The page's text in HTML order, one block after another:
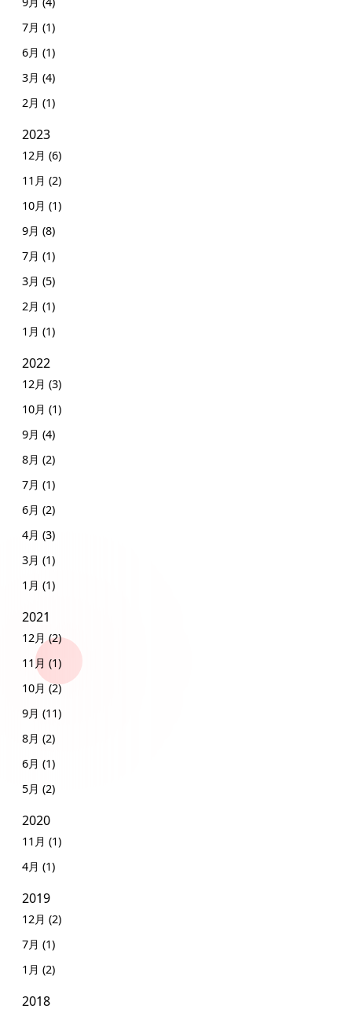
7月 (1)
6月 (1)
3月 (4)
2月 (1)
2023
12月 (6)
11月 (2)
10月 (1)
9月 (8)
7月 (1)
3月 (5)
2月 (1)
1月 (1)
2022
12月 (3)
10月 (1)
9月 (4)
8月 (2)
7月 (1)
6月 (2)
4月 (3)
3月 (1)
1月 (1)
2021
12月 (2)
11月 (1)
10月 (2)
9月 (11)
8月 (2)
6月 (1)
5月 (2)
2020
11月 (1)
4月 (1)
2019
12月 (2)
7月 (1)
1月 (2)
2018